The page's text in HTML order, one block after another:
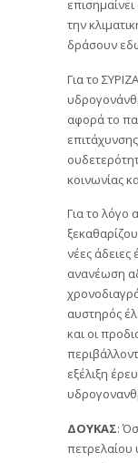
την
δράσουν
Για το
αφορά το
κοινωνίας
Για το λόγο
νέες
ανανέωση
αυστηρός
και οι
εξέλιξη
ΔΟΥΚΑΣ: